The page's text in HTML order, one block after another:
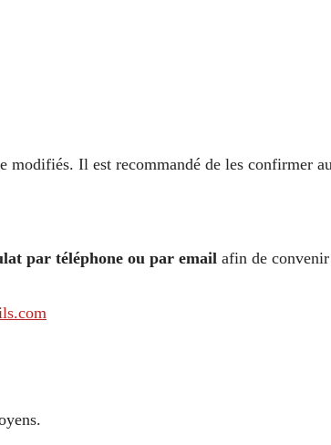
Il est recommandé de les confirmer
par téléphone ou par email afin de